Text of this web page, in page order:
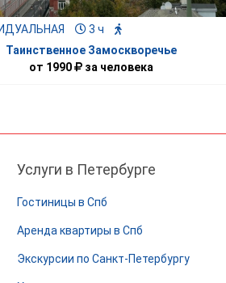
3 ч
Таинственное Замоскворечье
от 1990 за человека
Услуги в Петербурге
Гостиницы в Спб
Аренда квартиры в Спб
Экскурсии по Санкт-Петербургу